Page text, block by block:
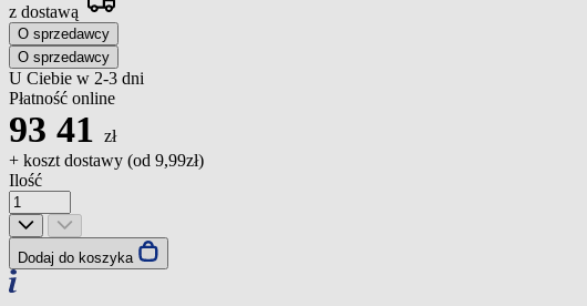
z dostawą
O sprzedawcy
O sprzedawcy
U Ciebie w 2-3 dni
Płatność online
93 41
zł
+ koszt dostawy (od 9,99zł)
Ilość
Dodaj do koszyka